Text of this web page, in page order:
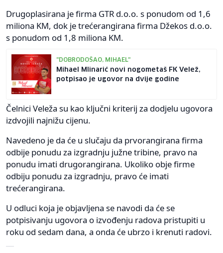
Drugoplasirana je firma GTR d.o.o. s ponudom od 1,6
miliona KM, dok je trećerangirana firma Džekos d.o.o.
s ponudom od 1,8 miliona KM.
"DOBRODOŠAO, MIHAEL"
Mihael Mlinarić novi nogometaš FK Velež,
potpisao je ugovor na dvije godine
Čelnici Veleža su kao ključni kriterij za dodjelu ugovora
izdvojili najnižu cijenu.
Navedeno je da će u slučaju da prvorangirana firma
odbije ponudu za izgradnju južne tribine, pravo na
ponudu imati drugorangirana. Ukoliko obje firme
odbiju ponudu za izgradnju, pravo će imati
trećerangirana.
U odluci koja je objavljena se navodi da će se
potpisivanju ugovora o izvođenju radova pristupiti u
roku od sedam dana, a onda će ubrzo i krenuti radovi.